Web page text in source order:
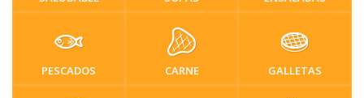
PESCADOS CARNE GALLETAS